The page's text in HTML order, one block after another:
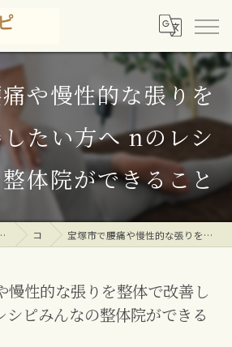
や慢性的な張りを
たい方へ nのレシ
体院ができること
のレシピみんなの整体院 コラム 宝塚市で腰痛や慢性的な張りを整体で改善したい方へ nのレシピみんなの整体院ができること
慢性的な張りを整体で改善し
シピみんなの整体院ができる